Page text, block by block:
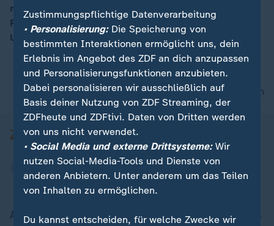
00:16
mit 20 Toten fordern die Nachrichtenagenturen AP und
Reuters Aufklärung. Israel hat eine interne
Untersuchung eingeleitet.
nach oben
Aktuell bei ZDFheute
Zustimmungspflichtige Datenverarbeitung
• Personalisierung:Die Speicherung von
bestimmten Interaktionen ermöglicht uns, dein
Erlebnis im Angebot des ZDF an dich anzupassen
und Personalisierungsfunktionen anzubieten.
Dabei personalisieren wir ausschließlich auf
Basis deiner Nutzung von ZDF Streaming, der
ZDFheute und ZDFtivi. Daten von Dritten werden
von uns nicht verwendet.
• Social Media und externe Drittsysteme:Wir
nutzen Social-Media-Tools und Dienste von
anderen Anbietern. Unter anderem um das Teilen
von Inhalten zu ermöglichen.
Du kannst entscheiden, für welche Zwecke wir